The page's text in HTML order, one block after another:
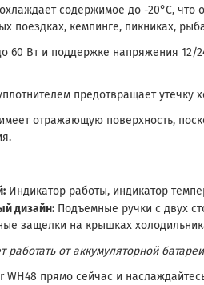
содержимое до -20°C,
поездках, кемпинге, пикниках,
60 Вт и поддержке напряжения 12/
предотвращает утечку
отражающую поверхность,
Индикатор работы, индикатор
дизайн: Подъемные ручки с двух
защелки на крышках
работать от аккумуляторной
WH48 прямо сейчас и